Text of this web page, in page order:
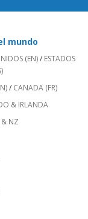
mundo
(EN)/ ESTADOS
/ CANADA (FR)
& IRLANDA
& NZ